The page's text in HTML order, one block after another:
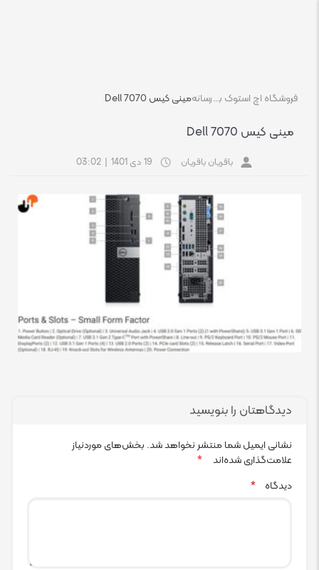
فروشگاه اچ استوک بازار انلاین تجهیزات کامپیوتر استوکرسانهمینی کیس Dell 7070
مینی کیس Dell 7070
باقریان باقریان 19 دی 1401 03:02
دیدگاهتان را بنویسید
نشانی ایمیل شما منتشر نخواهد شد. بخش‌های موردنیاز
علامت‌گذاری شده‌اند
*
دیدگاه
*